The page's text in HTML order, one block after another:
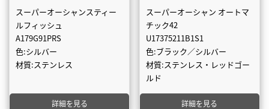
スーパーオーシャンスティー
ルフィッシュ
A179G91PRS
色:シルバー
材質:ステンレス
詳細を見る
スーパーオーシャン オートマ
チック42
U17375211B1S1
色:ブラック／シルバー
材質:ステンレス・レッドゴー
ルド
詳細を見る